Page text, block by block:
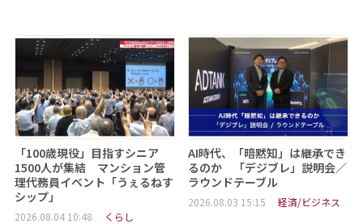
「100歳現役」目指すシニア
1500人が集結 マンション管
理代務員イベント「うぇるねす
シップ」
2026.08.04 10:48 くらし
AI時代、「暗黙知」は継承でき
るのか 「デジブレ」説明会／
ラウンドテーブル
2026.08.03 15:15 経済/ビジネス